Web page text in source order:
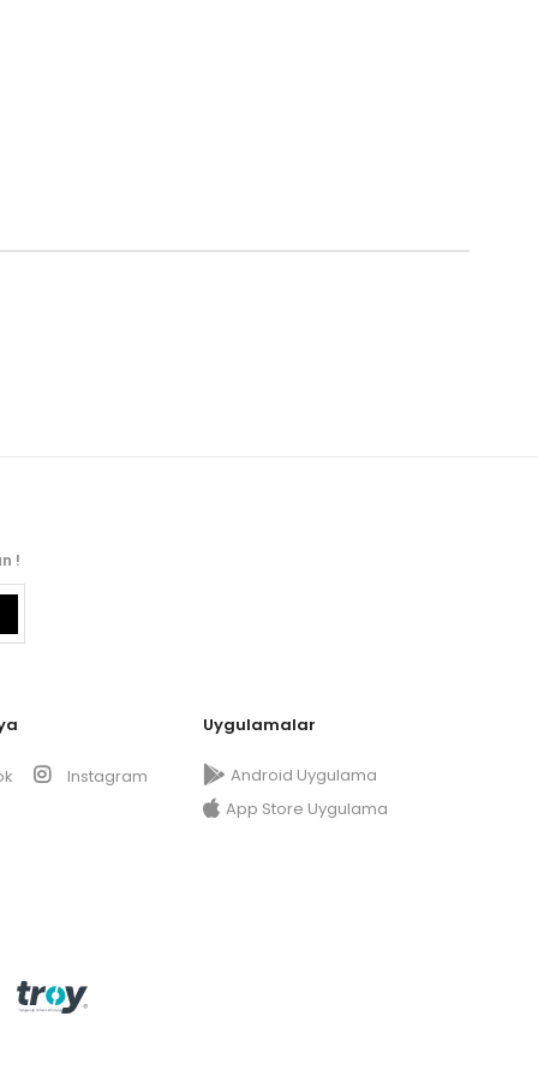
!
Instagram
Uygulamalar
Android Uygulama
App Store Uygulama